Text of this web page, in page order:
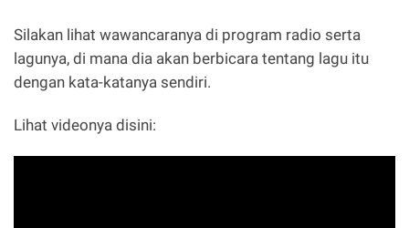
Silakan lihat wawancaranya di program radio serta
lagunya, di mana dia akan berbicara tentang lagu itu
dengan kata-katanya sendiri.
Lihat videonya disini: